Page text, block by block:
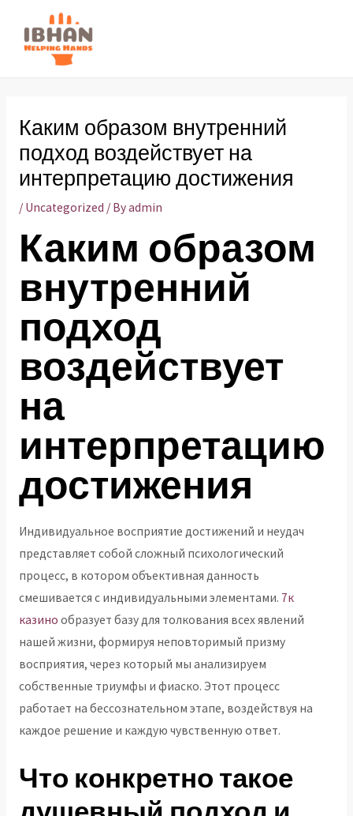
content
Каким образом внутренний
подход воздействует на
интерпретацию достижения
/ Uncategorized / Byadmin
Каким образом
внутренний
подход
воздействует
на
интерпретацию
достижения
Индивидуальное восприятие достижений и неудач
представляет собой сложный психологический
процесс, в котором объективная данность
смешивается с индивидуальными элементами. 7к
казино образует базу для толкования всех явлений
нашей жизни, формируя неповторимый призму
восприятия, через который мы анализируем
собственные триумфы и фиаско. Этот процесс
работает на бессознательном этапе, воздействуя на
каждое решение и каждую чувственную ответ.
Что конкретно такое